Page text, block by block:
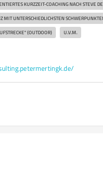
KURZZEIT-COACHING NACH STEVE
UNTERSCHIEDLICHSTEN
(OUTDOOR) U.V.M.